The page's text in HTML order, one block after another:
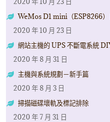
WeMos D1 mini（ESP8266）
2020 年 10 月 23 日
網站主機的 UPS 不斷電系統
2020 年 8 月 31 日
主機與系統規劃－新手篇
2020 年 8 月 3 日
掃描磁碟壞軌及標記排除
2020 年 7 月 31 日